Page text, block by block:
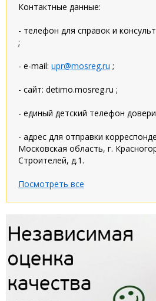
Контактные данные:
- телефон для справок и
;
- e-mail: upr@mosreg.ru ;
- сайт: detimo.mosreg.ru ;
- единый детский телефон
- адрес для отправки
Московская область, г.
Строителей, д.1.
Посмотреть все